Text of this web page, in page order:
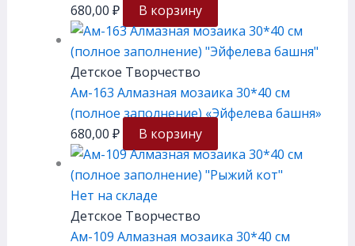
680,00 ₽ В корзину
Детское Творчество
Ам-163 Алмазная мозаика 30*40 см
(полное заполнение) «Эйфелева башня»
680,00 ₽ В корзину
Нет на складе
Детское Творчество
Ам-109 Алмазная мозаика 30*40 см